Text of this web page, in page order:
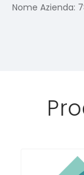
Nome Azienda: